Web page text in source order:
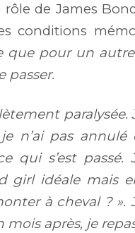
de James
conditions
que pour un
passer.
paralysée.
n’ai pas
qui s’est passé.
girl idéale mais
à cheval ? ».
mois après, je